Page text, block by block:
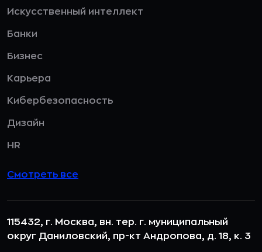
Искусственный интеллект
Банки
Бизнес
Карьера
Кибербезопасность
Дизайн
HR
Смотреть все
115432, г. Москва, вн. тер. г. муниципальный
округ Даниловский, пр-кт Андропова, д. 18, к. 3